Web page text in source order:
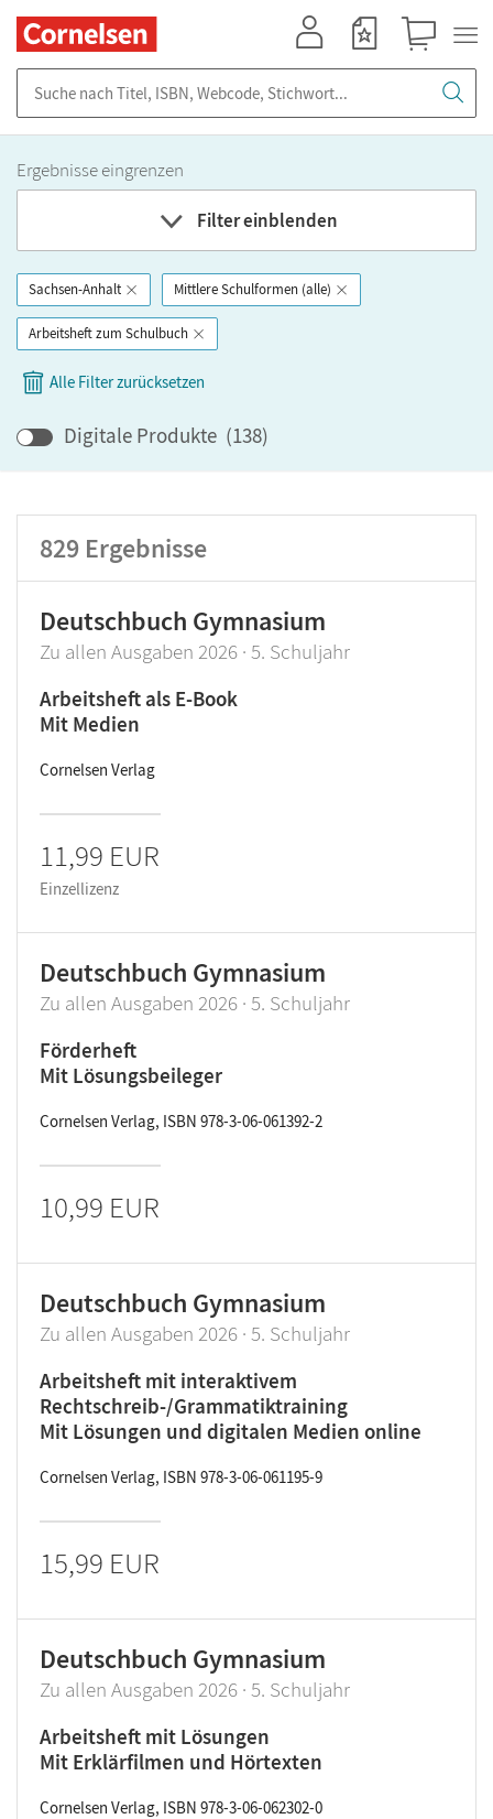
Ergebnisse eingrenzen
Filter einblenden
Fach
Bildungbereich
Klassenstufe
Produktart
Sachsen-Anhalt Mittlere Schulformen (alle)
Arbeitsheft zum Schulbuch
Alle Filter zurücksetzen
Digitale Produkte (138)
829 Ergebnisse
Deutschbuch Gymnasium
Zu allen Ausgaben 2026 · 5. Schuljahr
Arbeitsheft als E-Book
Mit Medien
Cornelsen Verlag
11,99 EUR
Einzellizenz
Deutschbuch Gymnasium
Zu allen Ausgaben 2026 · 5. Schuljahr
Förderheft
Mit Lösungsbeileger
Cornelsen Verlag, ISBN 978-3-06-061392-2
10,99 EUR
Deutschbuch Gymnasium
Zu allen Ausgaben 2026 · 5. Schuljahr
Arbeitsheft mit interaktivem
Rechtschreib-/Grammatiktraining
Mit Lösungen und digitalen Medien online
Cornelsen Verlag, ISBN 978-3-06-061195-9
15,99 EUR
Deutschbuch Gymnasium
Zu allen Ausgaben 2026 · 5. Schuljahr
Arbeitsheft mit Lösungen
Mit Erklärfilmen und Hörtexten
Cornelsen Verlag, ISBN 978-3-06-062302-0